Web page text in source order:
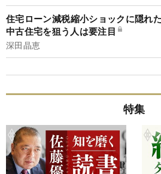
住宅ローン減税縮小ショックに隠れた
中古住宅を狙う人は要注目
深田晶恵
特集